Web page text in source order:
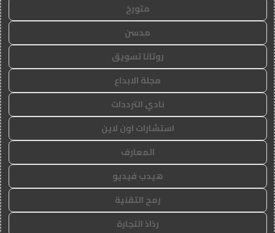
متورخ
مدسن
روتانا تسويق
مجلة الابداع
نادي الترددات
استشارات اون لاين
المعارف
هيدب فيديو
رمح التقنية
رذاذ التجارة